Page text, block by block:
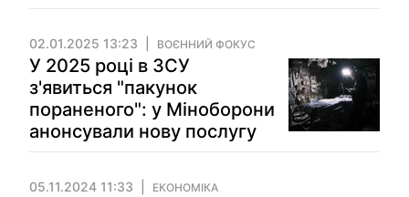
02.01.2025 13:23 ВОЄННИЙ ФОКУС
У 2025 році в ЗСУ
з'явиться "пакунок
пораненого": у Міноборони
анонсували нову послугу
05.11.2024 11:33 ЕКОНОМІКА